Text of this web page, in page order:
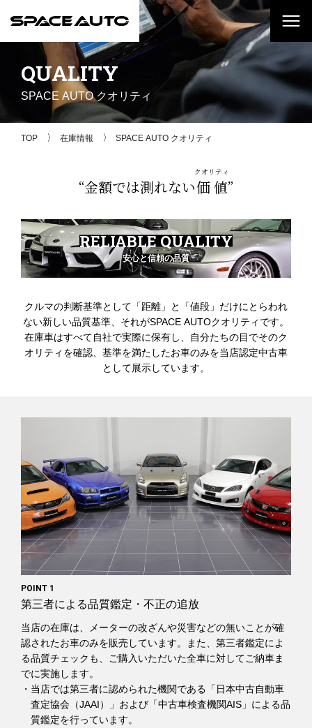
QUALITY
SPACE AUTO クオリティ
TOP 在庫情報 SPACE AUTO クオリティ
“金額では測れない価値
クオリティ
”
RELIABLE QUALITY
安心と信頼の品質
クルマの判断基準として「距離」と「値段」だけにとらわれ
ない新しい品質基準、それがSPACE AUTOクオリティです。
在庫車はすべて自社で実際に保有し、自分たちの目でそのク
オリティを確認、基準を満たしたお車のみを当店認定中古車
として展示しています。
POINT 1
第三者による品質鑑定・不正の追放
当店の在庫は、メーターの改ざんや災害などの無いことが確
認されたお車のみを販売しています。また、第三者鑑定によ
る品質チェックも、ご購入いただいた全車に対してご納車ま
でに実施します。
当店では第三者に認められた機関である「日本中古自動車
査定協会（JAAI）」および「中古車検査機関AIS」による品
質鑑定を行っています。